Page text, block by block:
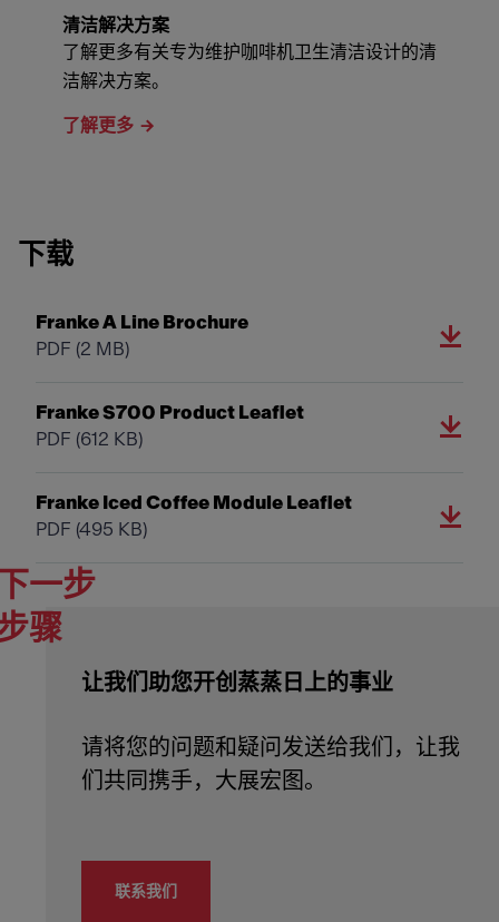
清洁解决方案
了解更多有关专为维护咖啡机卫生清洁设计的清
洁解决方案。
了解更多
下载
Franke A Line Brochure
PDF (2 MB)
Franke S700 Product Leaflet
PDF (612 KB)
Franke Iced Coffee Module Leaflet
PDF (495 KB)
一步
骤
让我们助您开创蒸蒸日上的事业
请将您的问题和疑问发送给我们，让我
联系我们